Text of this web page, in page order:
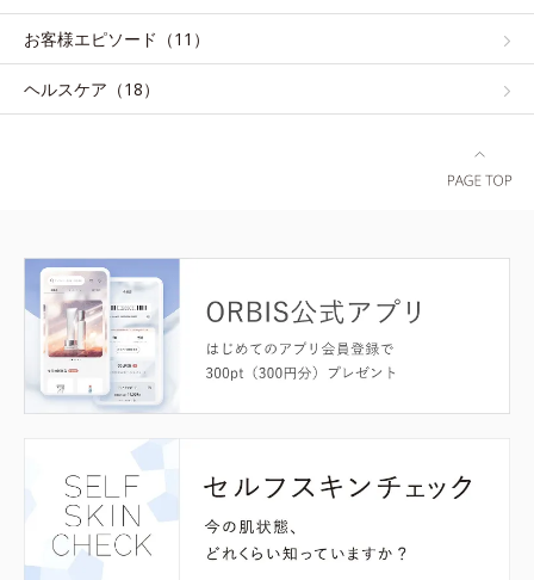
お客様エピソード（11）
ヘルスケア（18）